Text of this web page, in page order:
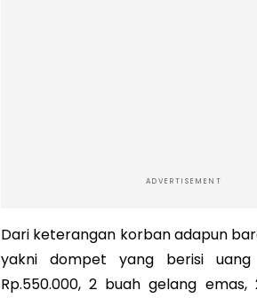
ADVERTISEMENT
Dari keterangan korban adapun
yakni dompet yang berisi
Rp.550.000, 2 buah gelang